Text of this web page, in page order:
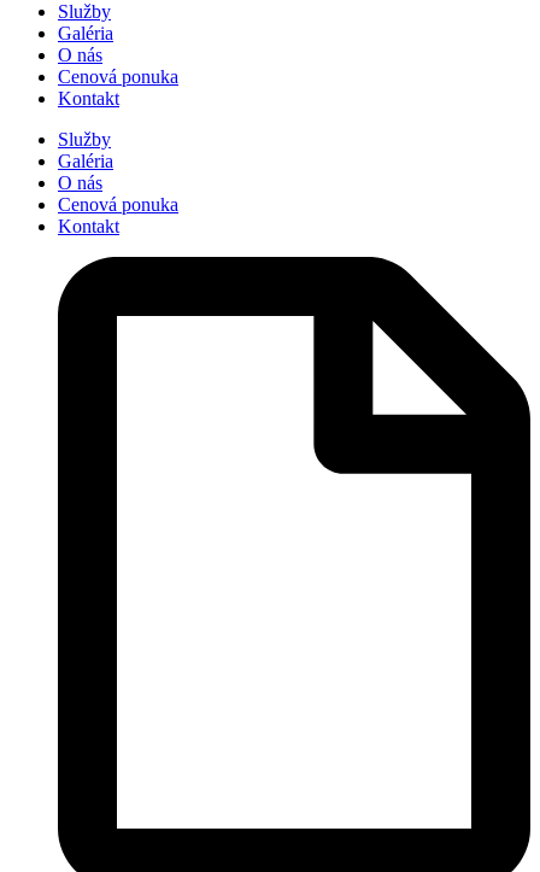
Služby
Galéria
O nás
Cenová ponuka
Kontakt
Služby
Galéria
O nás
Cenová ponuka
Kontakt